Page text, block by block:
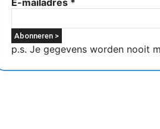
E-mailadres *
p.s. Je gegevens worden nooit